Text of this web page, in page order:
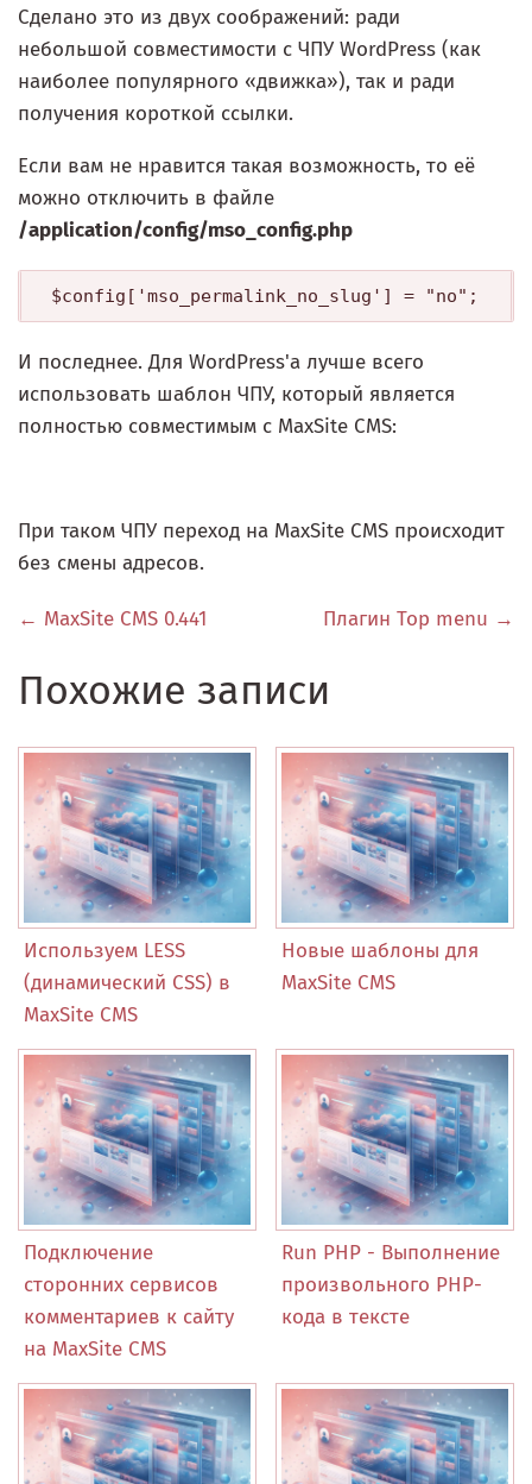
Сделано это из двух соображений: ради
небольшой совместимости с ЧПУ WordPress (как
наиболее популярного «движка»), так и ради
получения короткой ссылки.
Если вам не нравится такая возможность, то её
можно отключить в файле
/application/config/mso_config.php
И последнее. Для WordPress'а лучше всего
использовать шаблон ЧПУ, который является
полностью совместимым с MaxSite CMS:
При таком ЧПУ переход на MaxSite CMS происходит
без смены адресов.
← MaxSite CMS 0.441 Плагин Top menu →
Похожие записи
Используем LESS
(динамический CSS) в
MaxSite CMS
Новые шаблоны для
MaxSite CMS
Подключение
сторонних сервисов
комментариев к сайту
на MaxSite CMS
Run PHP - Выполнение
произвольного PHP-
кода в тексте